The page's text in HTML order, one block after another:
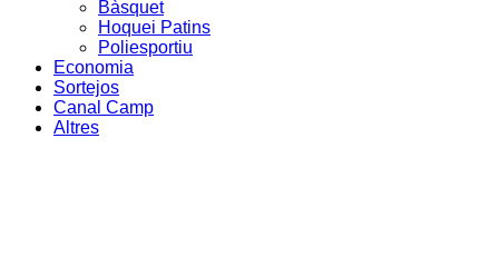
Bàsquet
Hoquei Patins
Poliesportiu
Economia
Sortejos
Canal Camp
Altres